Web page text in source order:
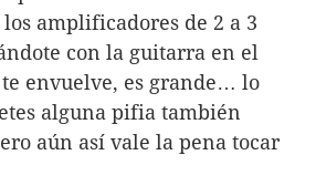
amplificadores de 2 a 3
con la guitarra en el
envuelve, es grande… lo
alguna pifia también
aún así vale la pena tocar